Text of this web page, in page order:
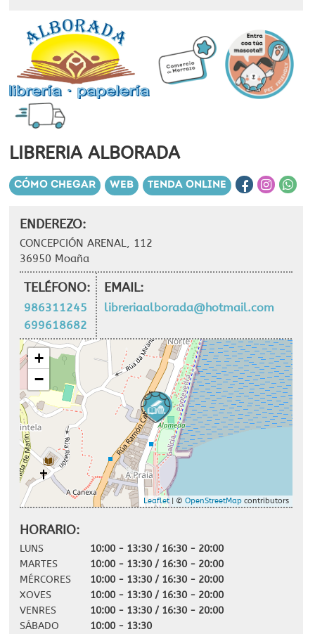
LIBRERIA ALBORADA
CÓMO CHEGAR WEB TENDA ONLINE
ENDEREZO:
CONCEPCIÓN ARENAL, 112
36950 Moaña
TELÉFONO:
986311245
699618682
EMAIL:
libreriaalborada@hotmail.com
+
−
Leaflet| © OpenStreetMap contributors
HORARIO:
LUNS
10:00 - 13:30 / 16:30 - 20:00
MARTES
10:00 - 13:30 / 16:30 - 20:00
MÉRCORES
10:00 - 13:30 / 16:30 - 20:00
XOVES
10:00 - 13:30 / 16:30 - 20:00
VENRES
10:00 - 13:30 / 16:30 - 20:00
SÁBADO
10:00 - 13:30